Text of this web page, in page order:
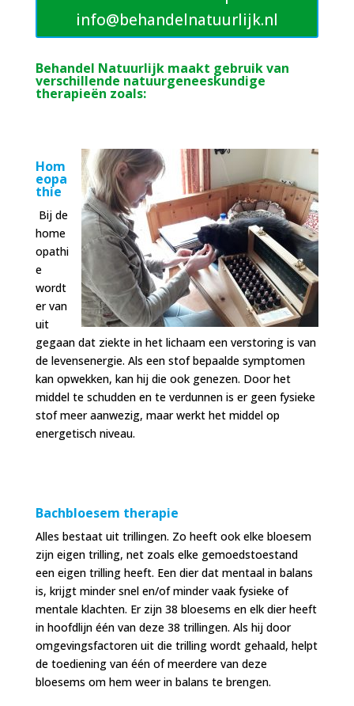
info@behandelnatuurlijk.nl
Behandel Natuurlijk maakt gebruik van
verschillende natuurgeneeskundige
therapieën zoals:
Hom
eopa
thie
Bij de
home
opathi
e
wordt
er van
uit
gegaan dat ziekte in het lichaam een verstoring is van
de levensenergie. Als een stof bepaalde symptomen
kan opwekken, kan hij die ook genezen. Door het
middel te schudden en te verdunnen is er geen fysieke
stof meer aanwezig, maar werkt het middel op
energetisch niveau.
Bachbloesem therapie
Alles bestaat uit trillingen. Zo heeft ook elke bloesem
zijn eigen trilling, net zoals elke gemoedstoestand
een eigen trilling heeft. Een dier dat mentaal in balans
is, krijgt minder snel en/of minder vaak fysieke of
mentale klachten. Er zijn 38 bloesems en elk dier heeft
in hoofdlijn één van deze 38 trillingen. Als hij door
omgevingsfactoren uit die trilling wordt gehaald, helpt
de toediening van één of meerdere van deze
bloesems om hem weer in balans te brengen.